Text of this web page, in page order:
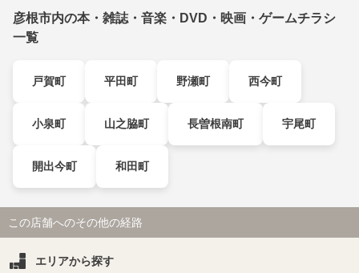
彦根市内の本・雑誌・音楽・DVD・映画・ゲームチラシ
一覧
戸賀町 平田町 野瀬町 西今町
小泉町 山之脇町 長曽根南町 宇尾町
開出今町 和田町
この店舗へのその他の経路
エリアから探す